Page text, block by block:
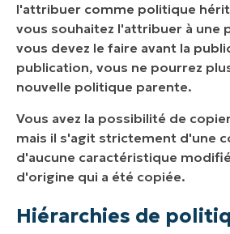
l'attribuer comme politique
vous souhaitez l'attribuer à une
vous devez le faire avant la
publication, vous ne pourrez
nouvelle politique parente.
Vous avez la possibilité de
mais il s'agit strictement d'une
d'aucune caractéristique
d'origine qui a été copiée.
Hiérarchies de